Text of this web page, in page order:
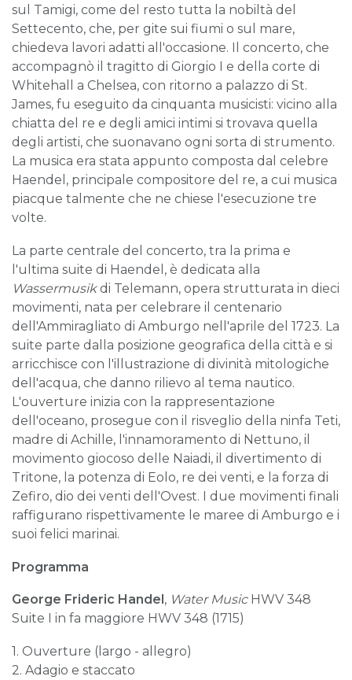
sul Tamigi, come del resto tutta la nobiltà del
Settecento, che, per gite sui fiumi o sul mare,
chiedeva lavori adatti all'occasione. Il concerto, che
accompagnò il tragitto di Giorgio I e della corte di
Whitehall a Chelsea, con ritorno a palazzo di St.
James, fu eseguito da cinquanta musicisti: vicino alla
chiatta del re e degli amici intimi si trovava quella
degli artisti, che suonavano ogni sorta di strumento.
La musica era stata appunto composta dal celebre
Haendel, principale compositore del re, a cui musica
piacque talmente che ne chiese l'esecuzione tre
volte.
La parte centrale del concerto, tra la prima e
l'ultima suite di Haendel, è dedicata alla
Wassermusikdi Telemann, opera strutturata in dieci
movimenti, nata per celebrare il centenario
dell'Ammiragliato di Amburgo nell'aprile del 1723. La
suite parte dalla posizione geografica della città e si
arricchisce con l'illustrazione di divinità mitologiche
dell'acqua, che danno rilievo al tema nautico.
L'ouverture inizia con la rappresentazione
dell'oceano, prosegue con il risveglio della ninfa Teti,
madre di Achille, l'innamoramento di Nettuno, il
movimento giocoso delle Naiadi, il divertimento di
Tritone, la potenza di Eolo, re dei venti, e la forza di
Zefiro, dio dei venti dell'Ovest. I due movimenti finali
raffigurano rispettivamente le maree di Amburgo e i
suoi felici marinai.
Programma
George Frideric Handel , Water MusicHWV 348
Suite I in fa maggiore HWV 348 (1715)
1. Ouverture (largo - allegro)
2. Adagio e staccato